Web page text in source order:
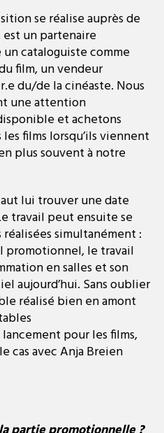
se réalise auprès de
un partenaire
cataloguiste comme
film, un vendeur
du/de la cinéaste. Nous
une attention
et achetons
films lorsqu’ils viennent
plus souvent à notre
lui trouver une date
travail peut ensuite se
simultanément :
promotionnel, le travail
en salles et son
aujourd’hui. Sans oublier
réalisé bien en amont
pour les films,
cas avec Anja Breien